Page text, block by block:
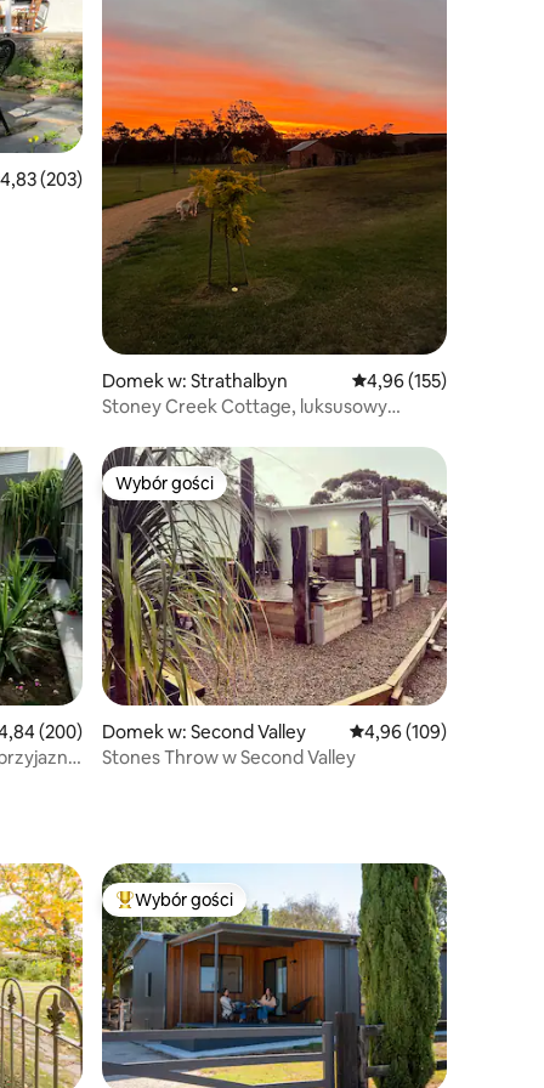
ocena: 4,83 na 5, liczba recenzji: 203
4,83 (203)
Domek w: Strathalbyn Średnia ocena: 4,96
4,96 (155)
Stoney Creek Cottage, luksusowy
ocena: 4,84 na 5, liczba recenzji: 200
(200)
Wybór gości
Wybór gości
Domek w: Second Valley Średnia ocena: 4,96
4,96 (109)
Stones Throw w Second Valley
gości Najpopularniejsze z kategorii Wybór gości
Wybór gości